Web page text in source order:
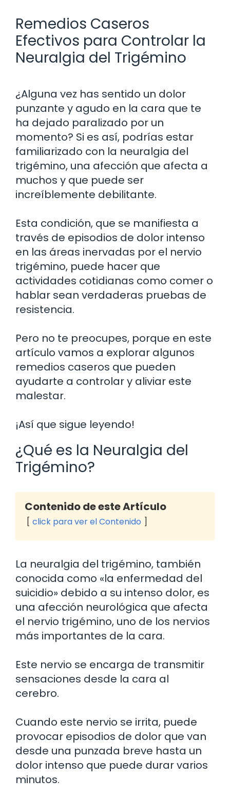
Remedios Caseros
Efectivos para Controlar la
Neuralgia del Trigémino
¿Alguna vez has sentido un dolor
punzante y agudo en la cara que te
ha dejado paralizado por un
momento? Si es así, podrías estar
familiarizado con la neuralgia del
trigémino, una afección que afecta a
muchos y que puede ser
increíblemente debilitante.
Esta condición, que se manifiesta a
través de episodios de dolor intenso
en las áreas inervadas por el nervio
trigémino, puede hacer que
actividades cotidianas como comer o
hablar sean verdaderas pruebas de
resistencia.
Pero no te preocupes, porque en este
artículo vamos a explorar algunos
remedios caseros que pueden
ayudarte a controlar y aliviar este
malestar.
¡Así que sigue leyendo!
¿Qué es la Neuralgia del
Trigémino?
Contenido de este Artículo
click para ver el Contenido
La neuralgia del trigémino, también
conocida como «la enfermedad del
suicidio» debido a su intenso dolor, es
una afección neurológica que afecta
el nervio trigémino, uno de los nervios
más importantes de la cara.
Este nervio se encarga de transmitir
sensaciones desde la cara al
cerebro.
Cuando este nervio se irrita, puede
provocar episodios de dolor que van
desde una punzada breve hasta un
dolor intenso que puede durar varios
minutos.